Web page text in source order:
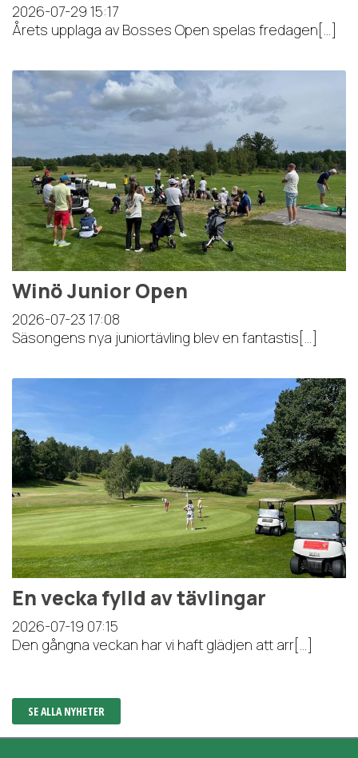
2026-07-29 15:17
Årets upplaga av Bosses Open spelas fredagen[...]
Winö Junior Open
2026-07-23 17:08
Säsongens nya juniortävling blev en fantastis[...]
En vecka fylld av tävlingar
2026-07-19 07:15
Den gångna veckan har vi haft glädjen att arr[...]
SE ALLA NYHETER